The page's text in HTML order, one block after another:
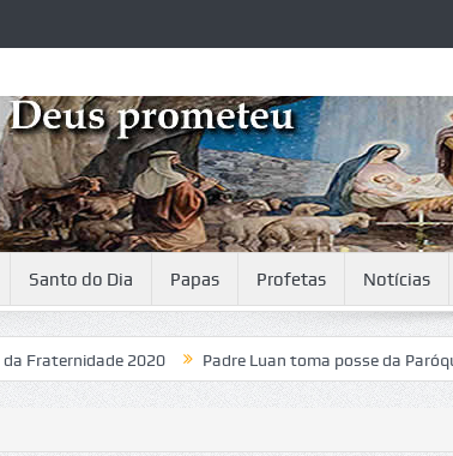
Santo do Dia Papas Profetas Notícias
2020 Padre Luan toma posse da Paróquia